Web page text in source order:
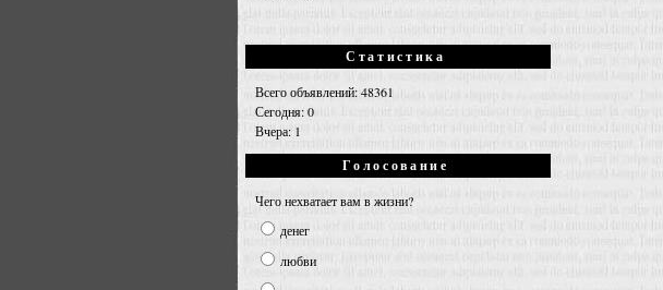
Статистика
Всего объявлений: 48361
Сегодня: 0
Вчера: 1
Голосование
Чего нехватает вам в жизни?
денег
любви